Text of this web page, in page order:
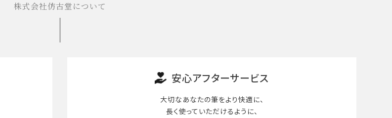
株式会社仿古堂について
安心アフターサービス
大切なあなたの筆をより快適に、
長く使って いただけるように、